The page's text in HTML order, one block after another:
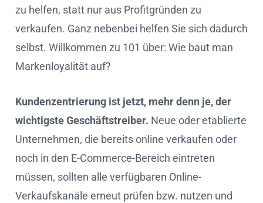
zu helfen, statt nur aus Profitgründen zu
verkaufen. Ganz nebenbei helfen Sie sich dadurch
selbst. Willkommen zu 101 über: Wie baut man
Markenloyalität auf?
Kundenzentrierung ist jetzt, mehr denn je, der
wichtigste Geschäftstreiber. Neue oder etablierte
Unternehmen, die bereits online verkaufen oder
noch in den E-Commerce-Bereich eintreten
müssen, sollten alle verfügbaren Online-
Verkaufskanäle erneut prüfen bzw. nutzen und